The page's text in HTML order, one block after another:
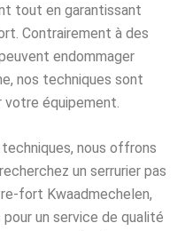
tout en garantissant
Contrairement à des
endommager
nos techniques sont
équipement.
nous offrons
un serrurier pas
fort Kwaadmechelen,
un service de qualité